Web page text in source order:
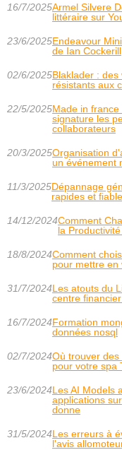
16/7/2025Armel Silvere
littéraire sur
23/6/2025Endeavour
de Ian Cockerill
02/6/2025Blaklader :
résistants aux
22/5/2025Made in
signature les
collaborateurs
20/3/2025Organisation
un événement
11/3/2025Dépannage
rapides et
14/12/2024Comment
la
18/8/2024Comment
pour mettre en
31/7/2024Les atouts du
centre
16/7/2024Formation
données nosql
02/7/2024Où trouver
pour votre spa
23/6/2024Les AI Models
applications
donne
31/5/2024Les erreurs à
l'avis